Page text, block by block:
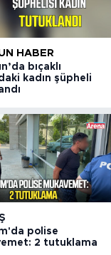
HABER
bıçaklı
kadın şüpheli
polise
2 tutuklama